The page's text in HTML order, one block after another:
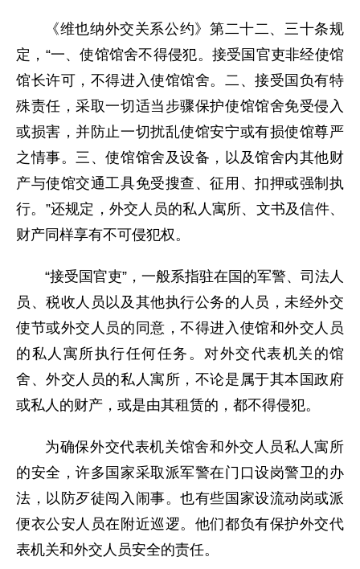
《维也纳外交关系公约》第二十二、三十条规
定，“一、使馆馆舍不得侵犯。接受国官吏非经使馆
馆长许可，不得进入使馆馆舍。二、接受国负有特
殊责任，采取一切适当步骤保护使馆馆舍免受侵入
或损害，并防止一切扰乱使馆安宁或有损使馆尊严
之情事。三、使馆馆舍及设备，以及馆舍内其他财
产与使馆交通工具免受搜查、征用、扣押或强制执
行。”还规定，外交人员的私人寓所、文书及信件、
财产同样享有不可侵犯权。
“接受国官吏”，一般系指驻在国的军警、司法人
员、税收人员以及其他执行公务的人员，未经外交
使节或外交人员的同意，不得进入使馆和外交人员
的私人寓所执行任何任务。对外交代表机关的馆
舍、外交人员的私人寓所，不论是属于其本国政府
或私人的财产，或是由其租赁的，都不得侵犯。
为确保外交代表机关馆舍和外交人员私人寓所
的安全，许多国家采取派军警在门口设岗警卫的办
法，以防歹徒闯入闹事。也有些国家设流动岗或派
便衣公安人员在附近巡逻。他们都负有保护外交代
表机关和外交人员安全的责任。